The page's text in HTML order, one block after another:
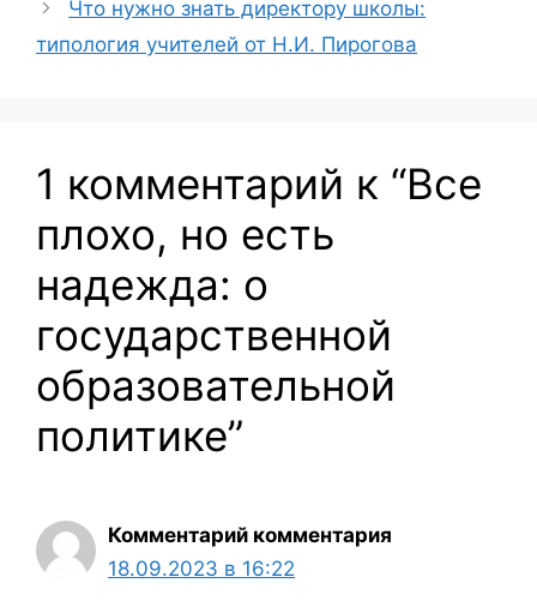
Что нужно знать директору школы:
типология учителей от Н.И. Пирогова
1 комментарий к “Все
плохо, но есть
надежда: о
государственной
образовательной
политике”
Комментарий комментария
18.09.2023 в 16:22